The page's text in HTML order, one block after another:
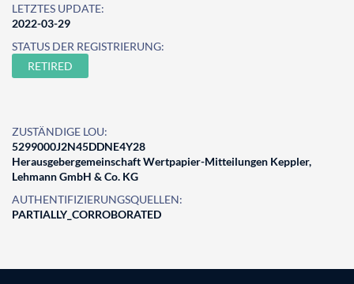
LETZTES UPDATE:
2022-03-29
STATUS DER REGISTRIERUNG:
RETIRED
ZUSTÄNDIGE LOU:
5299000J2N45DDNE4Y28
Herausgebergemeinschaft Wertpapier-Mitteilungen Keppler,
Lehmann GmbH & Co. KG
AUTHENTIFIZIERUNGSQUELLEN:
PARTIALLY_CORROBORATED